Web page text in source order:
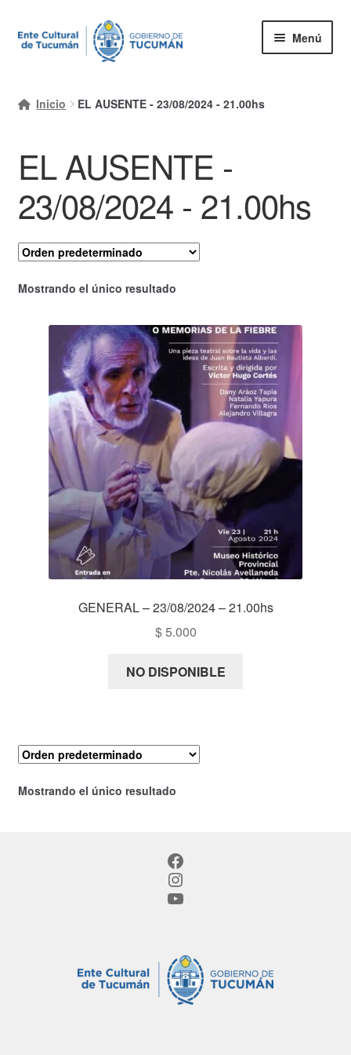
Ir
a
Ir
al
Menú
Carrito
Ayuda Rapida
Inicio EL AUSENTE - 23/08/2024 - 21.00hs
EL AUSENTE -
23/08/2024 - 21.00hs
Mostrando el único resultado
GENERAL – 23/08/2024 – 21.00hs
$5.000
NO DISPONIBLE
Mostrando el único resultado
Facebook
Instagram
YouTube